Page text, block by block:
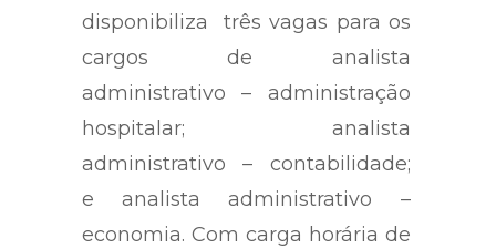
disponibiliza três vagas para os
cargos de analista
administrativo – administração
hospitalar; analista
administrativo – contabilidade;
e analista administrativo –
economia. Com carga horária de